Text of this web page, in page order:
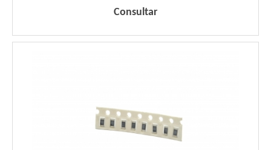
Consultar